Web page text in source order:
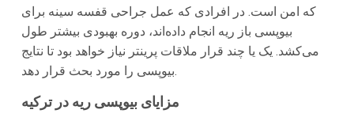
که امن است. در افرادی که عمل جراحی قفسه سینه برای
بیوپسی باز ریه انجام داده‌اند، دوره بهبودی بیشتر طول
می‌کشد. یک یا چند قرار ملاقات پرینتر نیاز خواهد بود تا نتایج
بیوپسی را مورد بحث قرار دهد.
مزایای بیوپسی ریه در ترکیه